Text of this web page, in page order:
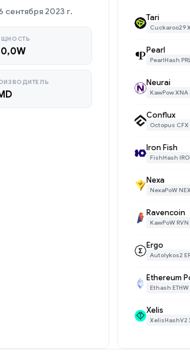
сентября 2023 г.
Tari
Cuckaroo29
Pearl
PearlHash
Neurai
KawPow XNA
Conflux
Octopus CFX
Iron Fish
FishHash
Nexa
NexaPoW
Ravencoin
KawPoW RVN
Ergo
Autolykos2
Ethereum
Ethash ETHW
Xelis
XelisHashV2